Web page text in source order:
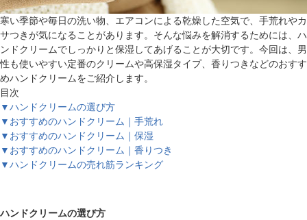
寒い季節や毎日の洗い物、エアコンによる乾燥した空気で、手荒れやカ
サつきが気になることがあります。そんな悩みを解消するためには、ハ
ンドクリームでしっかりと保湿してあげることが大切です。今回は、男
性も使いやすい定番のクリームや高保湿タイプ、香りつきなどのおすす
めハンドクリームをご紹介します。
目次
▼ハンドクリームの選び方
▼おすすめのハンドクリーム｜手荒れ
▼おすすめのハンドクリーム｜保湿
▼おすすめのハンドクリーム｜香りつき
▼ハンドクリームの売れ筋ランキング
ハンドクリームの選び方